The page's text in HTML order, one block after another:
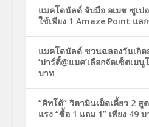
แมคโดนัลด์ จับมือ อเมซ ซูเป
ใช้เพียง 1 Amaze Point แล
แมคโดนัลด์ ชวนฉลองวันเกิ
‘ปาร์ตี้@แมค’เลือกจัดเซ็ตเมนู
บาท
“คิทโด้” วิตามินเม็ดเคี้ยว 2 สู
แรง “ซื้อ 1 แถม 1” เพียง 49